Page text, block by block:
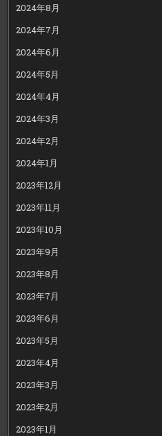
2024年8月
2024年7月
2024年6月
2024年5月
2024年4月
2024年3月
2024年2月
2024年1月
2023年12月
2023年11月
2023年10月
2023年9月
2023年8月
2023年7月
2023年6月
2023年5月
2023年4月
2023年3月
2023年2月
2023年1月